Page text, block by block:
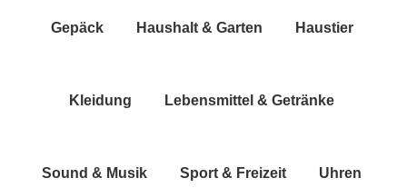
Gepäck Haus­halt & Garten Haus­tier
Klei­dung Lebens­mit­tel & Getränke
Sound & Musik Sport & Freizeit Uhren